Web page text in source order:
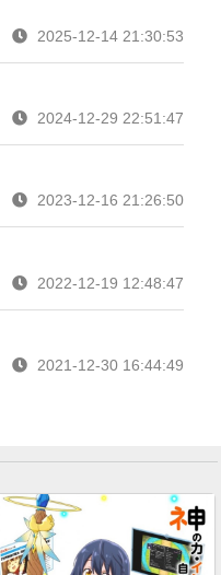
2025-12-14 21:30:53
2024-12-29 22:51:47
2023-12-16 21:26:50
2022-12-19 12:48:47
2021-12-30 16:44:49